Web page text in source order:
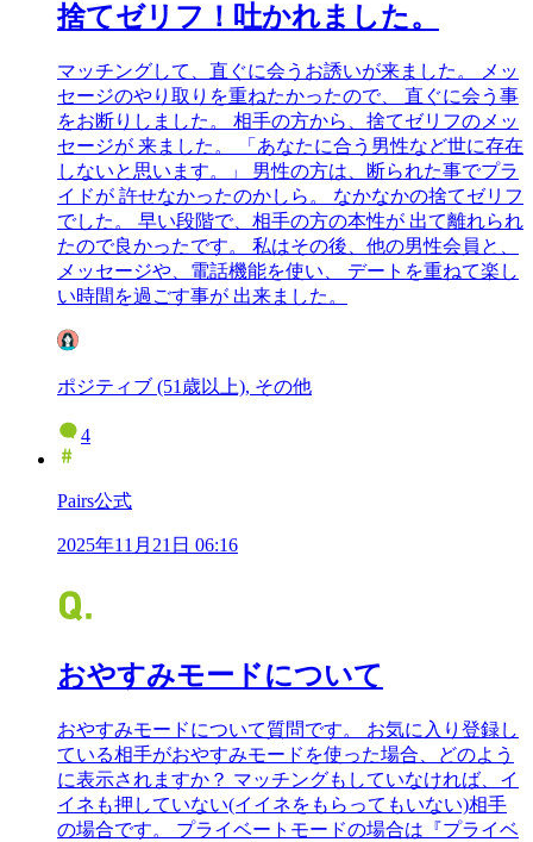
捨てゼリフ！吐かれました。
マッチングして、直ぐに会うお誘いが来ました。 メッ
セージのやり取りを重ねたかったので、 直ぐに会う事
をお断りしました。 相手の方から、捨てゼリフのメッ
セージが 来ました。 「あなたに合う男性など世に存在
しないと思います。」 男性の方は、断られた事でプラ
イドが 許せなかったのかしら。 なかなかの捨てゼリフ
でした。 早い段階で、相手の方の本性が 出て離れられ
たので良かったです。 私はその後、他の男性会員と、
メッセージや、電話機能を使い、 デートを重ねて楽し
い時間を過ごす事が 出来ました。
ポジティブ (51歳以上), その他
4
Pairs公式
2025年11月21日 06:16
おやすみモードについて
おやすみモードについて質問です。 お気に入り登録し
ている相手がおやすみモードを使った場合、どのよう
に表示されますか？ マッチングもしていなければ、イ
イネも押していない(イイネをもらってもいない)相手
の場合です。 プライベートモードの場合は『プライベ